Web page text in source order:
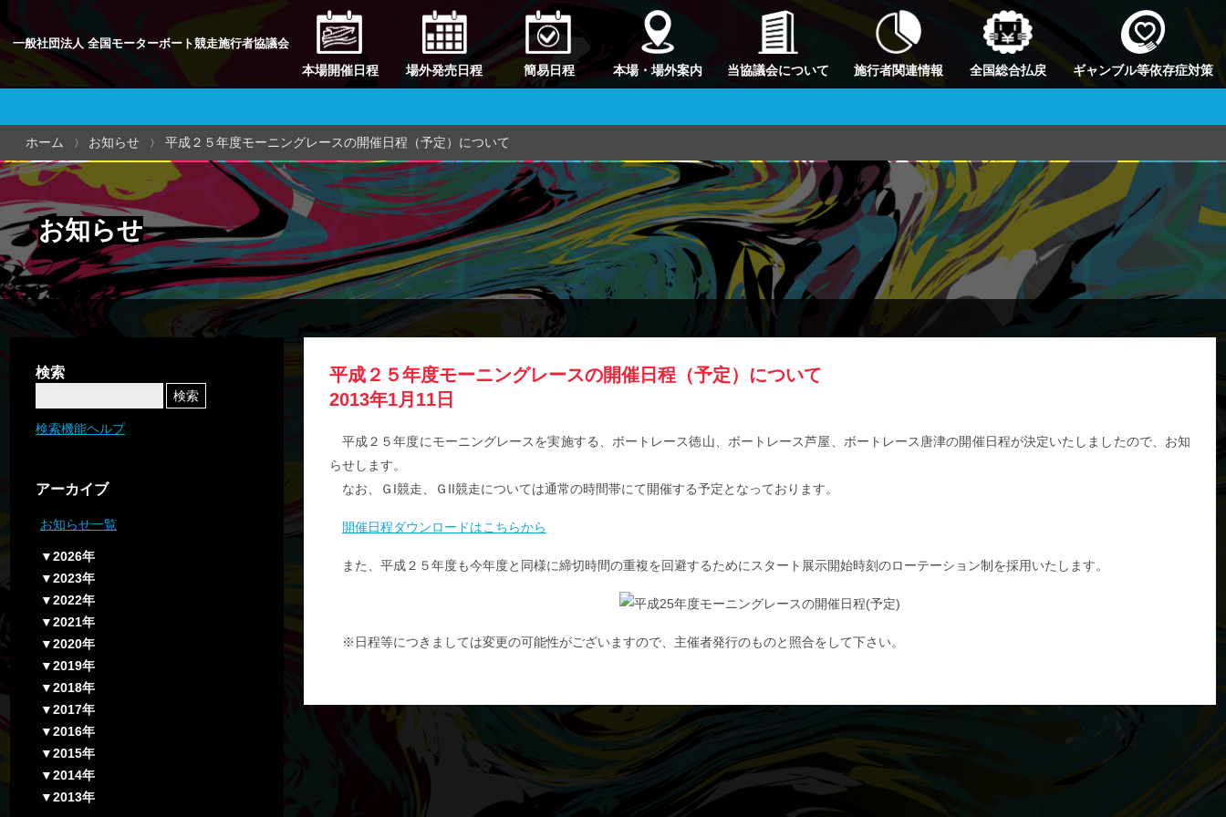
一般社団法人 全国モーターボート競走施行者協議会
本場開催日程 場外発売日程 簡易日程 本場・場外案内 当協議会について 施行者関連情報 全国総合払戻 ギャンブル等依存症対策
お知らせ
ホーム お知らせ 平成２５年度モーニングレースの開催日程（予定）について
検索
検索機能ヘルプ
アーカイブ
お知らせ一覧
▼2026年
▼2023年
▼2022年
▼2021年
▼2020年
▼2019年
▼2018年
▼2017年
▼2016年
▼2015年
▼2014年
▼2013年
平成２５年度モーニングレースの開催日程（予定）について
2013年1月11日
平成２５年度にモーニングレースを実施する、ボートレース徳山、ボートレース芦屋、ボートレース唐津の開催日程が決定いたしましたので、お知
らせします。
なお、ＧI競走、ＧII競走については通常の時間帯にて開催する予定となっております。
開催日程ダウンロードはこちらから
また、平成２５年度も今年度と同様に締切時間の重複を回避するためにスタート展示開始時刻のローテーション制を採用いたします。
※日程等につきましては変更の可能性がございますので、主催者発行のものと照合をして下さい。